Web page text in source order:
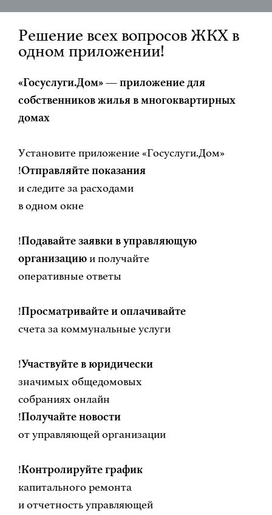
Решение всех вопросов ЖКХ в
одном приложении!
«Госуслуги.Дом» — приложение для
собственников жилья в многоквартирных
домах
Установите приложение «Госуслуги.Дом»
!Отправляйте показания
и следите за расходами
в одном окне
!Подавайте заявки в управляющую
организациюи получайте
оперативные ответы
!Просматривайте и оплачивайте
счета за коммунальные услуги
!Участвуйте в юридически
значимых общедомовых
собраниях онлайн
!Получайте новости
от управляющей организации
!Контролируйте график
капитального ремонта
и отчетность управляющей